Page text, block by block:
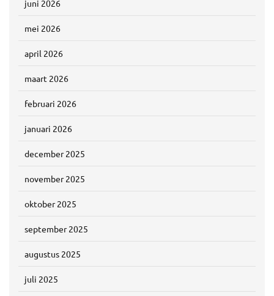
juni 2026
mei 2026
april 2026
maart 2026
februari 2026
januari 2026
december 2025
november 2025
oktober 2025
september 2025
augustus 2025
juli 2025